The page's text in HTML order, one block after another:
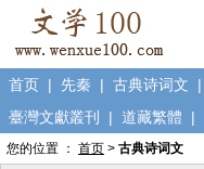
首页 | 先秦 | 古典诗词文 |
臺灣文獻叢刊
| 道藏繁體 |
您的位置 ： 首页 > 古典诗词文